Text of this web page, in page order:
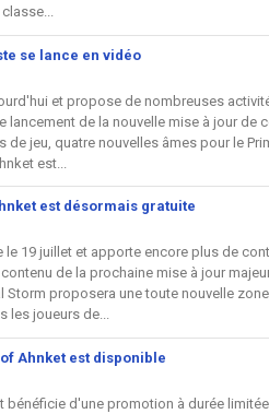
se lance en vidéo
et propose de nombreuses
lancement de la nouvelle mise à jour
jeu, quatre nouvelles âmes pour le
est...
est désormais gratuite
le 19 juillet et apporte encore plus de
de la prochaine mise à jour
proposera une toute nouvelle
les joueurs de...
Ahnket est disponible
bénéficie d'une promotion à durée limitée